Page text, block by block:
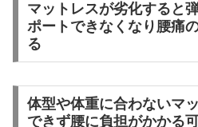
マットレスが劣化すると
ポートできなくなり腰痛
る
体型や体重に合わないマ
できず腰に負担がかかる